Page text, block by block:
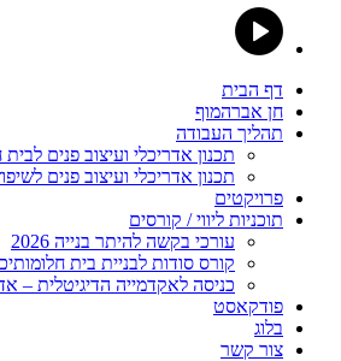
דף הבית
חן אברהמוף
תהליך העבודה
תכנון אדריכלי ועיצוב פנים
תכנון אדריכלי ועיצוב פנים
פרויקטים
תוכניות ליווי / קורסים
עורכי בקשה להיתר בנייה 2026
קורס סודות לבניית בית
כניסה לאקדמייה הדיגיטלית –
פודקאסט
בלוג
צור קשר